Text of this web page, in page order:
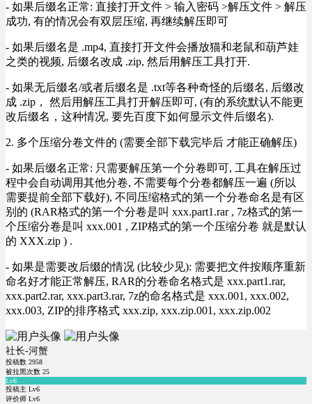
- 如果后缀名正常: 直接打开文件 > 输入密码 >解压文件 > 解压
成功, 有的情况会有双层压缩, 再继续解压即可
- 如果后缀名是 .mp4, 直接打开文件会播放猫和老鼠和葫芦娃
之类的视频, 后缀名改成 .zip, 然后用解压工具打开.
- 如果无后缀名/或者后缀名是 .txt等各种奇怪的后缀名, 后缀改
成 .zip， 然后用解压工具打开解压即可, (有的系统默认不能更
改后缀名，这种情况, 要先百度下如何显示文件后缀名).
2. 多个压缩分卷文件的 (需要全部下载完毕后 才能正确解压)
- 如果后缀名正常: 只需要解压第一个分卷即可, 工具在解压过
程中会自动调用其他分卷, 不需要每个分卷都解压一遍 (所以
需要提前全部下载好), 不同压缩格式的第一个分卷命名是有区
别的 (RAR格式的第一个分卷是叫 xxx.part1.rar , 7z格式的第一
个压缩分卷是叫 xxx.001 , ZIP格式的第一个压缩分卷 就是默认
的 XXX.zip ) .
- 如果是需要改后缀的情况 (比较少见): 需要把文件按顺序重新
命名好才能正常解压, RAR的分卷命名格式是 xxx.part1.rar,
xxx.part2.rar, xxx.part3.rar, 7z的命名格式是 xxx.001, xxx.002,
xxx.003, ZIP的排序格式 xxx.zip, xxx.zip.001, xxx.zip.002
社长-河蟹
投稿数 2958
被拉黑次数 25
Lv6
投稿主 Lv6
评价师 Lv6